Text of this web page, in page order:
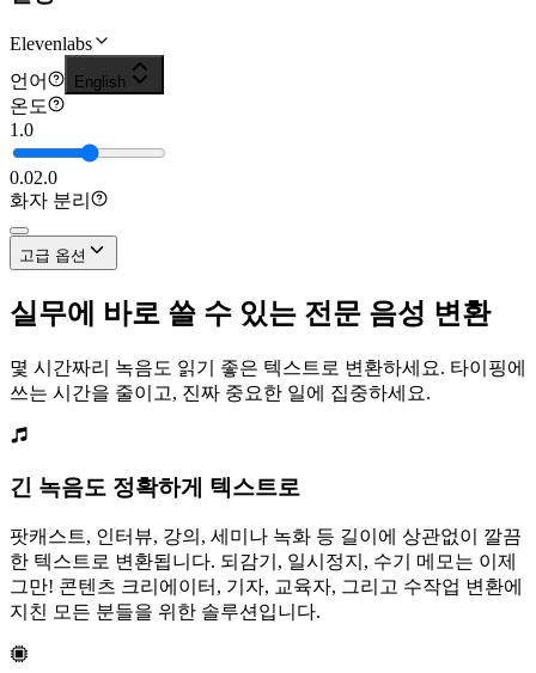
Elevenlabs
언어
English
온도
1.0
0.02.0
화자 분리
고급 옵션
실무에 바로 쓸 수 있는 전문 음성 변환
몇 시간짜리 녹음도 읽기 좋은 텍스트로 변환하세요. 타이핑에
쓰는 시간을 줄이고, 진짜 중요한 일에 집중하세요.
긴 녹음도 정확하게 텍스트로
팟캐스트, 인터뷰, 강의, 세미나 녹화 등 길이에 상관없이 깔끔
한 텍스트로 변환됩니다. 되감기, 일시정지, 수기 메모는 이제
그만! 콘텐츠 크리에이터, 기자, 교육자, 그리고 수작업 변환에
지친 모든 분들을 위한 솔루션입니다.